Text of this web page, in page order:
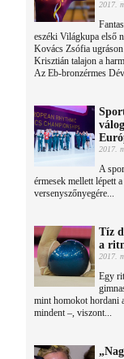
2017.
eszéki Világkupa első
Kovács Zsófia
Krisztián talajon a
Az Eb-bronzérmes
2017.
A
érmesek mellett lépett
versenyszőnyegére...
Tíz
a
2017.
Egy
mint homokot hordani
mindent –, viszont...